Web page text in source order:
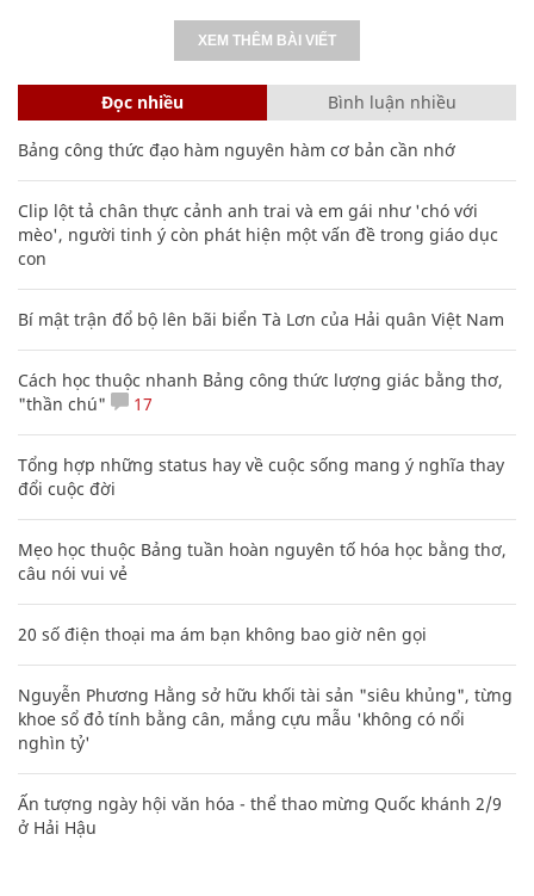
XEM THÊM BÀI VIẾT
Đọc nhiều Bình luận nhiều
Bảng công thức đạo hàm nguyên hàm cơ bản cần nhớ
Clip lột tả chân thực cảnh anh trai và em gái như 'chó với
mèo', người tinh ý còn phát hiện một vấn đề trong giáo dục
con
Bí mật trận đổ bộ lên bãi biển Tà Lơn của Hải quân Việt Nam
Cách học thuộc nhanh Bảng công thức lượng giác bằng thơ,
"thần chú"
17
Tổng hợp những status hay về cuộc sống mang ý nghĩa thay
đổi cuộc đời
Mẹo học thuộc Bảng tuần hoàn nguyên tố hóa học bằng thơ,
câu nói vui vẻ
20 số điện thoại ma ám bạn không bao giờ nên gọi
Nguyễn Phương Hằng sở hữu khối tài sản "siêu khủng", từng
khoe sổ đỏ tính bằng cân, mắng cựu mẫu 'không có nổi
nghìn tỷ'
Ấn tượng ngày hội văn hóa - thể thao mừng Quốc khánh 2/9
ở Hải Hậu